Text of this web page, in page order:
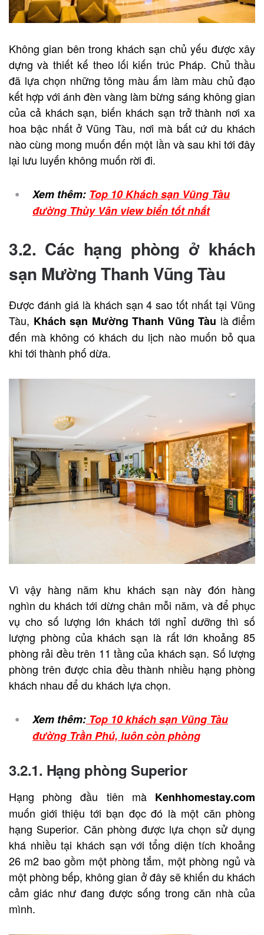
Không gian bên trong khách sạn chủ yếu được xây
dựng và thiết kế theo lối kiến trúc Pháp. Chủ thầu
đã lựa chọn những tông màu ấm làm màu chủ đạo
kết hợp với ánh đèn vàng làm bừng sáng không gian
của cả khách sạn, biến khách sạn trở thành nơi xa
hoa bậc nhất ở Vũng Tàu, nơi mà bất cứ du khách
nào cùng mong muốn đến một lần và sau khi tới đây
lại lưu luyến không muốn rời đi.
Xem thêm: Top 10 Khách sạn Vũng Tàu
đường Thùy Vân view biển tốt nhất
3.2. Các hạng phòng ở khách
sạn Mường Thanh Vũng Tàu
Được đánh giá là khách sạn 4 sao tốt nhất tại Vũng
Tàu, Khách sạn Mường Thanh Vũng Tàu là điểm
đến mà không có khách du lịch nào muốn bỏ qua
khi tới thành phố dừa.
Vì vậy hàng năm khu khách sạn này đón hàng
nghìn du khách tới dừng chân mỗi năm, và để phục
vụ cho số lượng lớn khách tới nghỉ dưỡng thì số
lượng phòng của khách sạn là rất lớn khoảng 85
phòng rải đều trên 11 tầng của khách sạn. Số lượng
phòng trên được chia đều thành nhiều hạng phòng
khách nhau để du khách lựa chọn.
Xem thêm: Top 10 khách sạn Vũng Tàu
đường Trần Phú, luôn còn phòng
3.2.1. Hạng phòng Superior
Hạng phòng đầu tiên mà Kenhhomestay.com
muốn giới thiệu tới bạn đọc đó là một căn phòng
hạng Superior. Căn phòng được lựa chọn sử dụng
khá nhiều tại khách sạn với tổng diện tích khoảng
26 m2 bao gồm một phòng tắm, một phòng ngủ và
một phòng bếp, không gian ở đây sẽ khiến du khách
cảm giác như đang được sống trong căn nhà của
mình.